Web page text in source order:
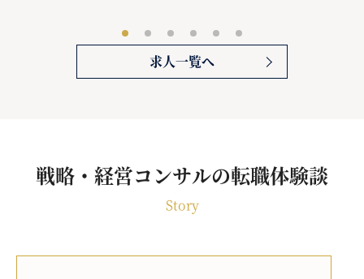
求人一覧へ
戦略・経営コンサルの転職体験談
Story